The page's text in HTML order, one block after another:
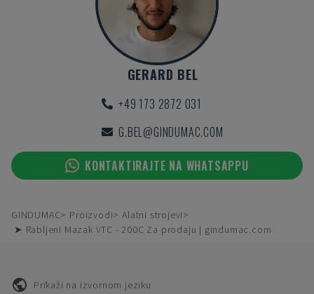
GERARD BEL
+49 173 2872 031
G.BEL@GINDUMAC.COM
KONTAKTIRAJTE NA WHATSAPPU
GINDUMAC Proizvodi
Alatni strojevi
➤ Rabljeni Mazak VTC - 200C Za prodaju | gindumac.com
Prikaži na izvornom jeziku